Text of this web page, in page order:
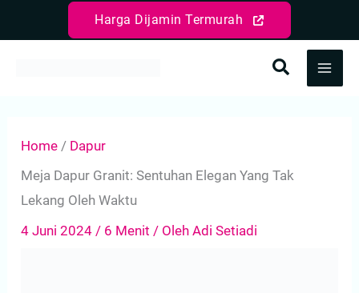
ke
Harga Dijamin Termurah
Home / Dapur
Meja Dapur Granit: Sentuhan Elegan Yang Tak
Lekang Oleh Waktu
4 Juni 2024/ 6 Menit / OlehAdi Setiadi